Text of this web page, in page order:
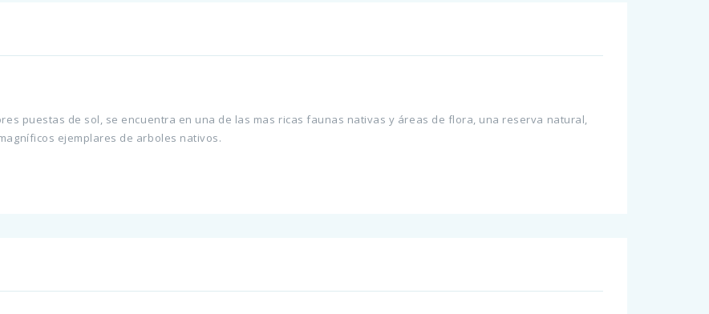
puestas de sol, se encuentra en una de las mas ricas faunas nativas y áreas de flora, una reserva natural,
ejemplares de arboles nativos.